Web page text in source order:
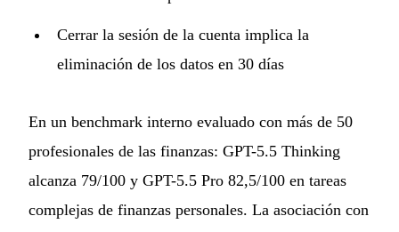
Cerrar la sesión de la cuenta implica la
eliminación de los datos en 30 días
En un benchmark interno evaluado con más de 50
profesionales de las finanzas: GPT-5.5 Thinking
alcanza 79/100 y GPT-5.5 Pro 82,5/100 en tareas
complejas de finanzas personales. La asociación con